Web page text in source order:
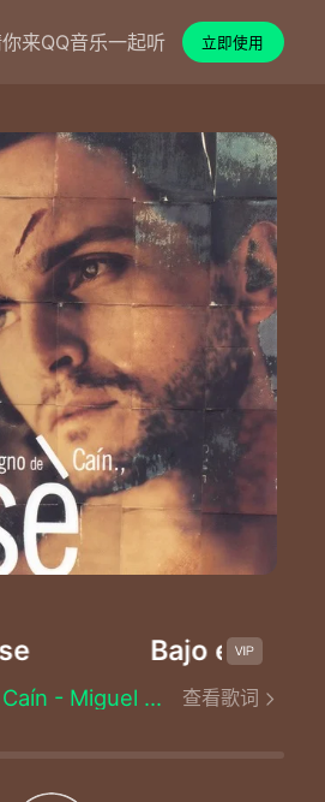
来QQ音乐一起听 立即使用
Bajo el signo
Bajo El Signo De Caín - Miguel Bose
pagar?
castigo!
查看歌词